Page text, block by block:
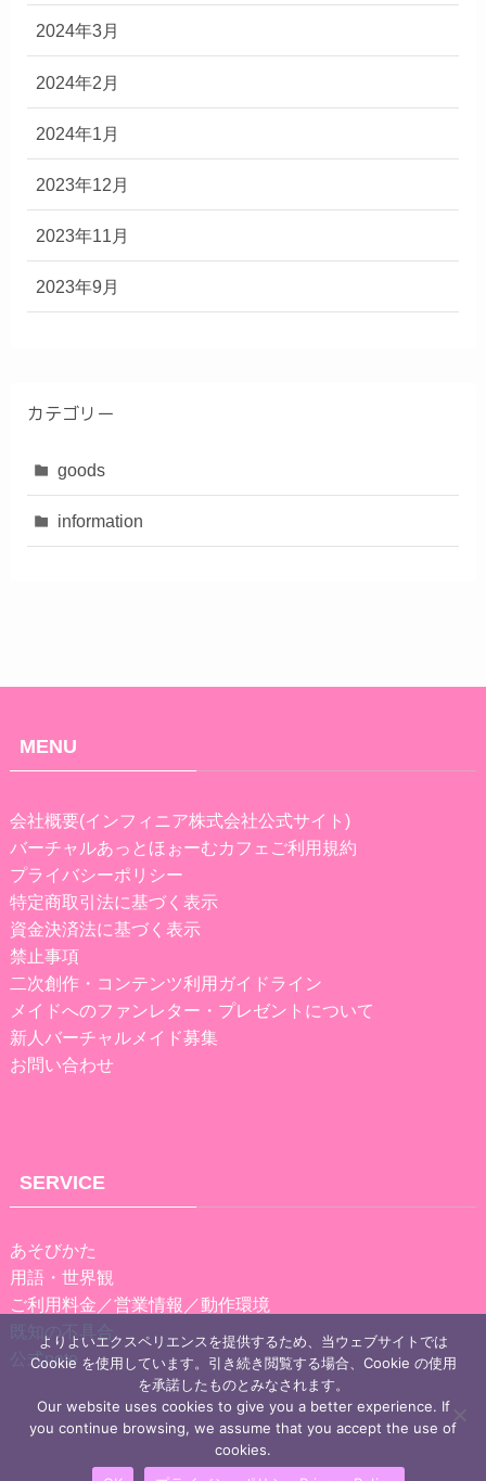
2024年3月
2024年2月
2024年1月
2023年12月
2023年11月
2023年9月
カテゴリー
goods
information
MENU
会社概要(インフィニア株式会社公式サイト)
バーチャルあっとほぉーむカフェご利用規約
プライバシーポリシー
特定商取引法に基づく表示
資金決済法に基づく表示
禁止事項
二次創作・コンテンツ利用ガイドライン
メイドへのファンレター・プレゼントについて
新人バーチャルメイド募集
お問い合わせ
SERVICE
あそびかた
用語・世界観
ご利用料金／営業情報／動作環境
既知の不具合
公式note
よりよいエクスペリエンスを提供するため、当ウェブサイトでは
Cookie を使用しています。引き続き閲覧する場合、Cookie の使用
を承諾したものとみなされます。
Our website uses cookies to give you a better experience. If
you continue browsing, we assume that you accept the use of
cookies.